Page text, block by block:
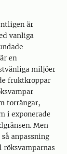
är
vanliga
en
miljöer
fruktkroppar
torrängar,
i exponerade
Men
anpassning